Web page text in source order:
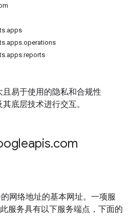
易于使用的隐私和合规性
底层技术进行交互。
.com
网络地址的基本网址。一项服
服务具有以下服务端点，下面的